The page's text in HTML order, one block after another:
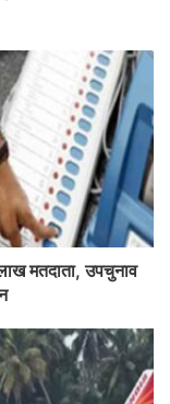
मतदाता, उपचुनाव